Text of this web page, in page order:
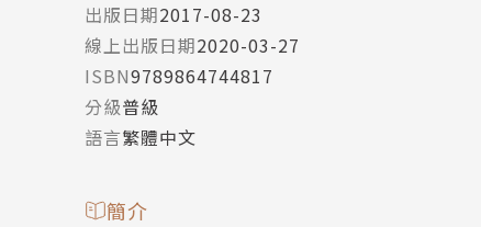
出版日期2017-08-23
線上出版日期2020-03-27
ISBN9789864744817
分級普級
語言繁體中文
簡介